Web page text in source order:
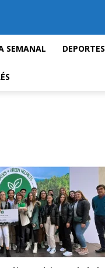
SEMANAL DEPORTES